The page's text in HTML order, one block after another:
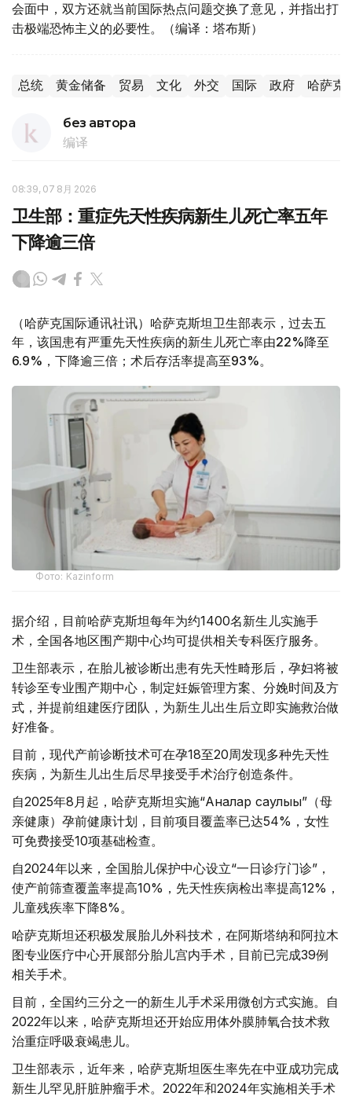
会面中，双方还就当前国际热点问题交换了意见，并指出打
击极端恐怖主义的必要性。（编译：塔布斯）
总统 黄金储备 贸易 文化 外交 国际 政府 哈萨克
без автора
编译
08:39, 07 8月 2026
卫生部：重症先天性疾病新生儿死亡率五年
下降逾三倍
（哈萨克国际通讯社讯）哈萨克斯坦卫生部表示，过去五
年，该国患有严重先天性疾病的新生儿死亡率由22%降至
6.9%，下降逾三倍；术后存活率提高至93%。
Фото: Kazinform
据介绍，目前哈萨克斯坦每年为约1400名新生儿实施手
术，全国各地区围产期中心均可提供相关专科医疗服务。
卫生部表示，在胎儿被诊断出患有先天性畸形后，孕妇将被
转诊至专业围产期中心，制定妊娠管理方案、分娩时间及方
式，并提前组建医疗团队，为新生儿出生后立即实施救治做
好准备。
目前，现代产前诊断技术可在孕18至20周发现多种先天性
疾病，为新生儿出生后尽早接受手术治疗创造条件。
自2025年8月起，哈萨克斯坦实施“Аналар саулығы”（母
亲健康）孕前健康计划，目前项目覆盖率已达54%，女性
可免费接受10项基础检查。
自2024年以来，全国胎儿保护中心设立“一日诊疗门诊”，
使产前筛查覆盖率提高10%，先天性疾病检出率提高12%，
儿童残疾率下降8%。
哈萨克斯坦还积极发展胎儿外科技术，在阿斯塔纳和阿拉木
图专业医疗中心开展部分胎儿宫内手术，目前已完成39例
相关手术。
目前，全国约三分之一的新生儿手术采用微创方式实施。自
2022年以来，哈萨克斯坦还开始应用体外膜肺氧合技术救
治重症呼吸衰竭患儿。
卫生部表示，近年来，哈萨克斯坦医生率先在中亚成功完成
新生儿罕见肝脏肿瘤手术。2022年和2024年实施相关手术